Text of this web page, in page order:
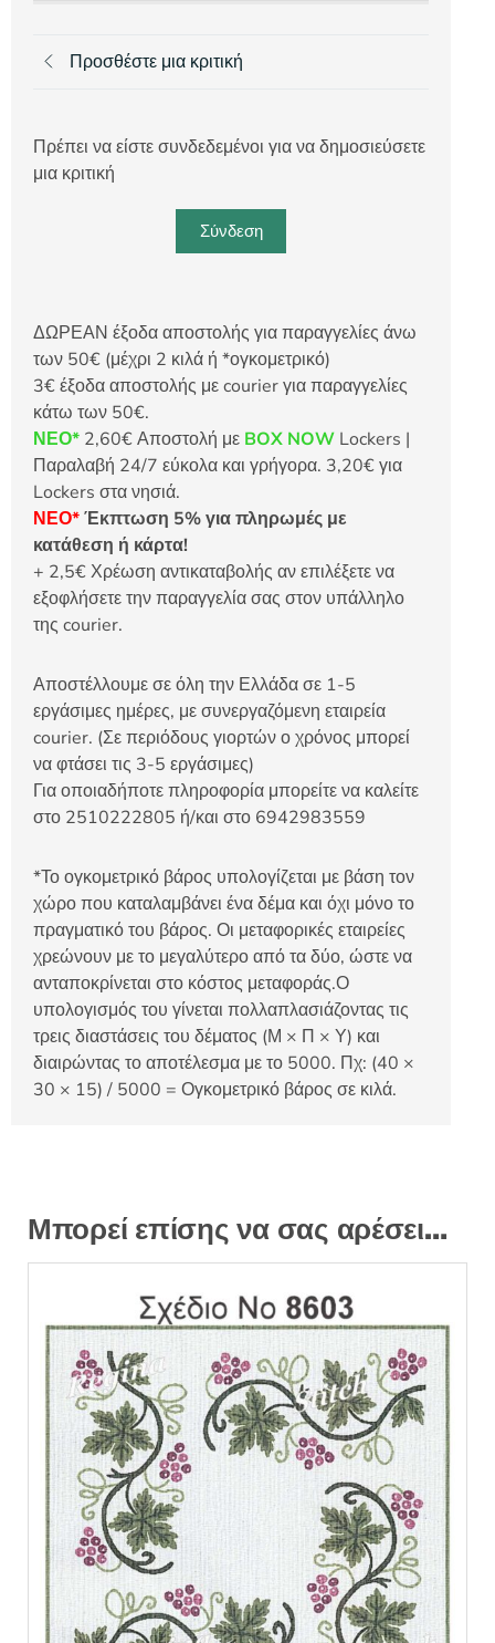
Προσθέστε μια κριτική
Πρέπει να είστε συνδεδεμένοι για να δημοσιεύσετε
μια κριτική
Σύνδεση
ΔΩΡΕΑΝ έξοδα αποστολής για παραγγελίες άνω
των 50€ (μέχρι 2 κιλά ή *ογκομετρικό)
3€ έξοδα αποστολής με courier για παραγγελίες
κάτω των 50€.
ΝΕΟ* 2,60€ Αποστολή με BOX NOW Lockers |
Παραλαβή 24/7 εύκολα και γρήγορα. 3,20€ για
Lockers στα νησιά.
ΝΕΟ*Έκπτωση 5% για πληρωμές με
κατάθεση ή κάρτα!
+ 2,5€ Χρέωση αντικαταβολής αν επιλέξετε να
εξοφλήσετε την παραγγελία σας στον υπάλληλο
της courier.
Αποστέλλουμε σε όλη την Ελλάδα σε 1-5
εργάσιμες ημέρες, με συνεργαζόμενη εταιρεία
courier. (Σε περιόδους γιορτών ο χρόνος μπορεί
να φτάσει τις 3-5 εργάσιμες)
Για οποιαδήποτε πληροφορία μπορείτε να καλείτε
στο 2510222805 ή/και στο 6942983559
*Το ογκομετρικό βάρος υπολογίζεται με βάση τον
χώρο που καταλαμβάνει ένα δέμα και όχι μόνο το
πραγματικό του βάρος. Οι μεταφορικές εταιρείες
χρεώνουν με το μεγαλύτερο από τα δύο, ώστε να
ανταποκρίνεται στο κόστος μεταφοράς.Ο
υπολογισμός του γίνεται πολλαπλασιάζοντας τις
τρεις διαστάσεις του δέματος (Μ × Π × Υ) και
διαιρώντας το αποτέλεσμα με το 5000. Πχ: (40 ×
30 × 15) / 5000 = Ογκομετρικό βάρος σε κιλά.
Μπορεί επίσης να σας αρέσει…